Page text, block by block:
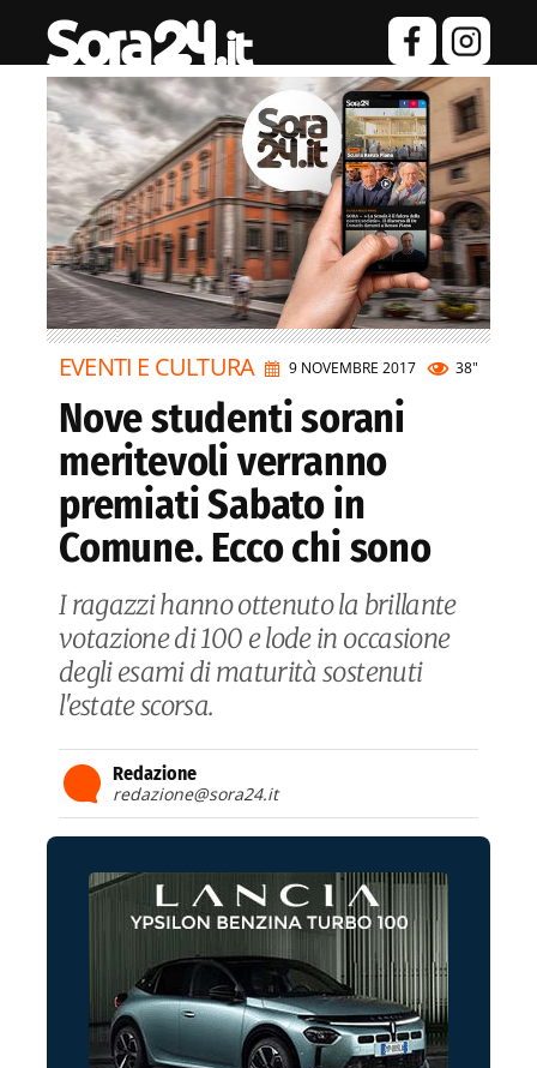
9 NOVEMBRE 2017 38"
EVENTI E CULTURA
Nove studenti sorani
meritevoli verranno
premiati Sabato in
Comune. Ecco chi sono
I ragazzi hanno ottenuto la brillante
votazione di 100 e lode in occasione
degli esami di maturità sostenuti
l'estate scorsa.
Redazione
redazione@sora24.it